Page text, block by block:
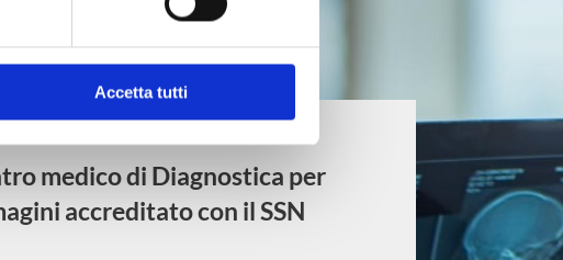
nella
sezione dettagli. Puoi
consenso, cookie statistici e di
se accettare tutti i cookie, rifiutare
Accetta tutti
medico di Diagnostica per
accreditato con il SSN